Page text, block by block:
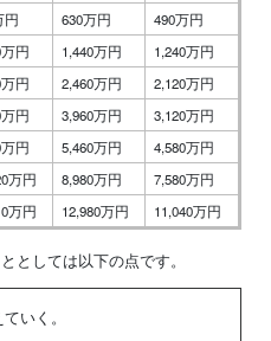
円 630万円 490万円
円 1,440万円 1,240万円
円 2,460万円 2,120万円
円 3,960万円 3,120万円
円 5,460万円 4,580万円
万円 8,980万円 7,580万円
万円 12,980万円 11,040万円
としては以下の点です。
いく。